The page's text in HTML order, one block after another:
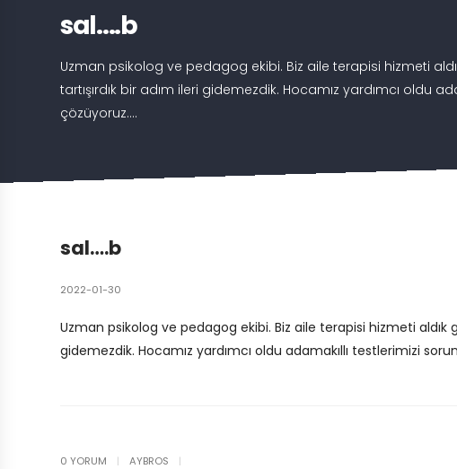
sal….b
Uzman psikolog ve pedagog ekibi. Biz aile terapisi hizmeti
tartışırdık bir adım ileri gidemezdik. Hocamız yardımcı oldu
çözüyoruz....
sal….b
2022-01-30
Uzman psikolog ve pedagog ekibi. Biz aile terapisi hizmeti aldık
gidemezdik. Hocamız yardımcı oldu adamakıllı testlerimizi
0 YORUM | AYBROS |